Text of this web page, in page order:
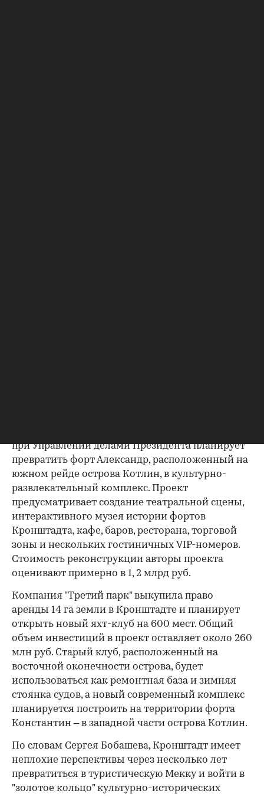
при Управлении делами Президента планирует
превратить форт Александр, расположенный на
южном рейде острова Котлин, в культурно-
развлекательный комплекс. Проект
предусматривает создание театральной сцены,
интерактивного музея истории фортов
Кронштадта, кафе, баров, ресторана, торговой
зоны и нескольких гостиничных VIP-номеров.
Стоимость реконструкции авторы проекта
оценивают примерно в 1, 2 млрд руб.
Компания "Третий парк" выкупила право
аренды 14 га земли в Кронштадте и планирует
открыть новый яхт-клуб на 600 мест. Общий
объем инвестиций в проект оставляет около 260
млн руб. Старый клуб, расположенный на
восточной оконечности острова, будет
использоваться как ремонтная база и зимняя
стоянка судов, а новый современный комплекс
планируется построить на территории форта
Константин – в западной части острова Котлин.
По словам Сергея Бобашева, Кронштадт имеет
неплохие перспективы через несколько лет
превратиться в туристическую Мекку и войти в
"золотое кольцо" культурно-исторических